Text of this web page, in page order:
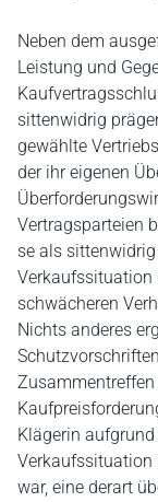
Neben dem
Leistung und
sittenwidrig
gewählte
der ihr eigenen
Vertragsparteien
se als
Verkaufssituation
schwächeren
Nichts anderes
Klägerin
Verkaufssituation
war, eine derart